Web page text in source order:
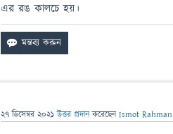
এর রঙ কালচে হয়।
27 ডিসেম্বর 2021 উত্তর প্রদান করেছেনIsmot Rahman